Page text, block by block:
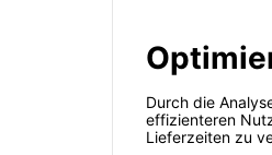
Durch die
effizienteren
Lieferzeiten zu